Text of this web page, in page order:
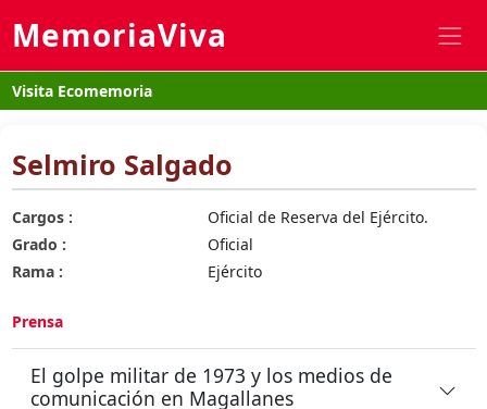
MemoriaViva
Visita Ecomemoria
Selmiro Salgado
Cargos :
Oficial de Reserva del Ejército.
Grado :
Oficial
Rama :
Ejército
Prensa
El golpe militar de 1973 y los medios de
comunicación en Magallanes